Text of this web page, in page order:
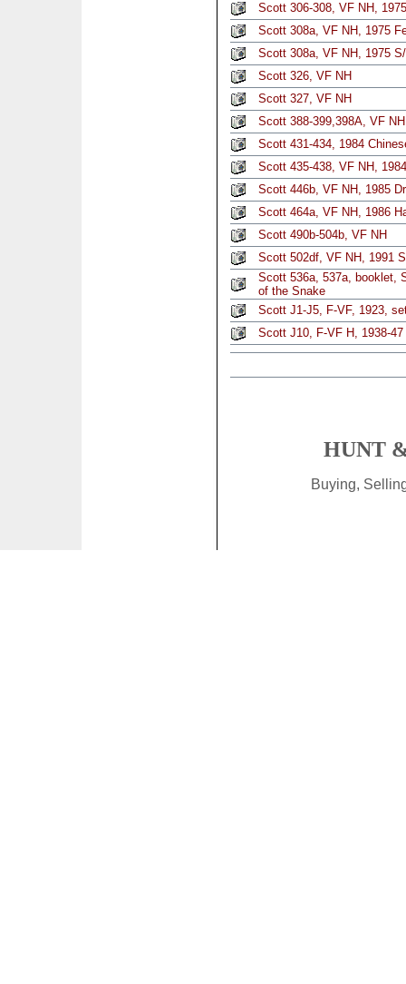
Scott 306-308, VF NH,
Scott 308a, VF NH, 1975
Scott 308a, VF NH, 1975
Scott 326, VF NH
Scott 327, VF NH
Scott 388-399,398A, VF NH
Scott 431-434, 1984
Scott 435-438, VF NH,
Scott 446b, VF NH, 1985
Scott 464a, VF NH, 1986
Scott 490b-504b, VF NH
Scott 502df, VF NH, 1991
Scott 536a, 537a, booklet,
of the Snake
Scott J1-J5, F-VF, 1923,
Scott J10, F-VF H, 1938-
HUNT
Buying,